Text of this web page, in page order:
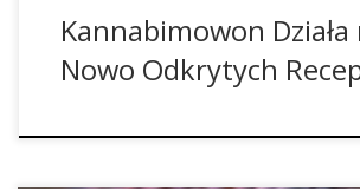
Kannabimowon Działa
Nowo Odkrytych